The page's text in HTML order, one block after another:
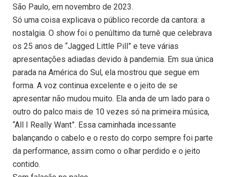
São Paulo, em novembro de 2023.
Só uma coisa explicava o público recorde da cantora: a
nostalgia. O show foi o penúltimo da turnê que celebrava
os 25 anos de “Jagged Little Pill” e teve várias
apresentações adiadas devido à pandemia. Em sua única
parada na América do Sul, ela mostrou que segue em
forma. A voz continua excelente e o jeito de se
apresentar não mudou muito. Ela anda de um lado para o
outro do palco mais de 10 vezes só na primeira música,
“All I Really Want”. Essa caminhada incessante
balançando o cabelo e o resto do corpo sempre foi parte
da performance, assim como o olhar perdido e o jeito
contido.